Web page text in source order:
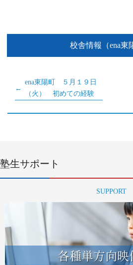
校舎情報（ena東
ena東陽町 ５月１９日
（火） 初めての経験
塾生サポート
SUPPORT
各種単方向